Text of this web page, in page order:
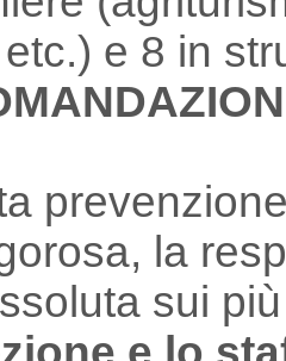
e 8 in
la
sui